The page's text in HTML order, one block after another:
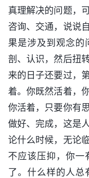
真理解决的问题，
咨询、交通，说说
果是涉及到观念的
剖、认识，然后扭
来的日子还要过，
着。你既然活着，
你活着，只要你有
做好、完成，这是
论什么时候，无论
不应该压抑，你一
了。什么样的人总